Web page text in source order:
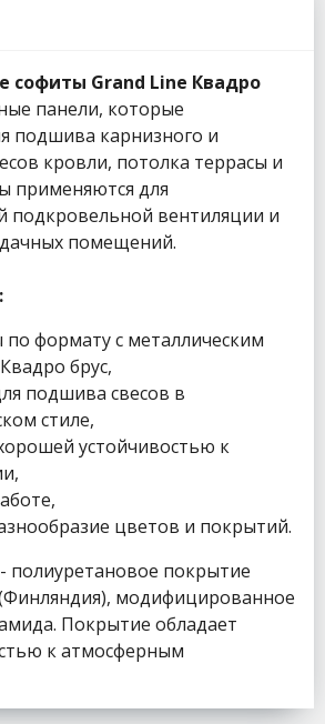
софиты Grand Line Квадро
панели, которые
подшива карнизного и
кровли, потолка террасы и
применяются для
подкровельной вентиляции и
помещений.
формату с металлическим
брус,
подшива свесов в
стиле,
устойчивостью к
цветов и покрытий.
полиуретановое покрытие
модифицированное
Покрытие обладает
к атмосферным